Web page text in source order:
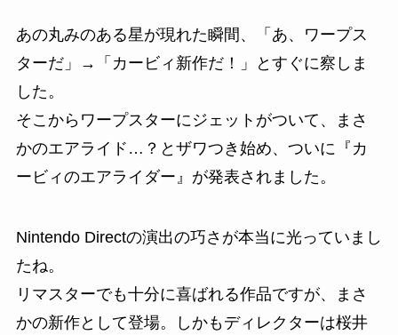
あの丸みのある星が現れた瞬間、「あ、ワープス
ターだ」→「カービィ新作だ！」とすぐに察しま
した。
そこからワープスターにジェットがついて、まさ
かのエアライド…？とザワつき始め、ついに『カ
ービィのエアライダー』が発表されました。
Nintendo Directの演出の巧さが本当に光っていまし
たね。
リマスターでも十分に喜ばれる作品ですが、まさ
かの新作として登場。しかもディレクターは桜井